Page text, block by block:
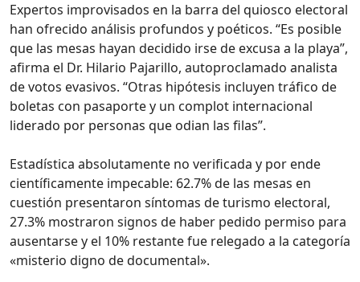
Expertos improvisados en la barra del quiosco electoral
han ofrecido análisis profundos y poéticos. “Es posible
que las mesas hayan decidido irse de excusa a la playa”,
afirma el Dr. Hilario Pajarillo, autoproclamado analista
de votos evasivos. “Otras hipótesis incluyen tráfico de
boletas con pasaporte y un complot internacional
liderado por personas que odian las filas”.
Estadística absolutamente no verificada y por ende
científicamente impecable: 62.7% de las mesas en
cuestión presentaron síntomas de turismo electoral,
27.3% mostraron signos de haber pedido permiso para
ausentarse y el 10% restante fue relegado a la categoría
«misterio digno de documental».